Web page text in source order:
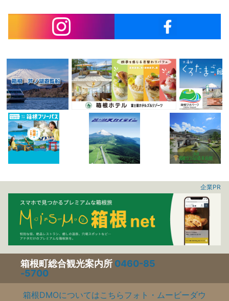
企業PR
箱根町総合観光案内所 0460-85
-5700
箱根DMOについてはこちらフォト・ムービーダウ